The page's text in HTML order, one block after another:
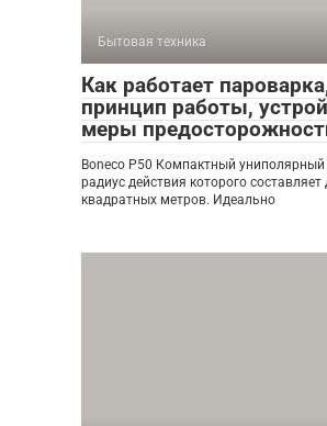
Бытовая техника
Как работает
принцип работы,
меры
Boneco P50 Компактный униполярный
радиус действия которого составляет
квадратных метров. Идеально